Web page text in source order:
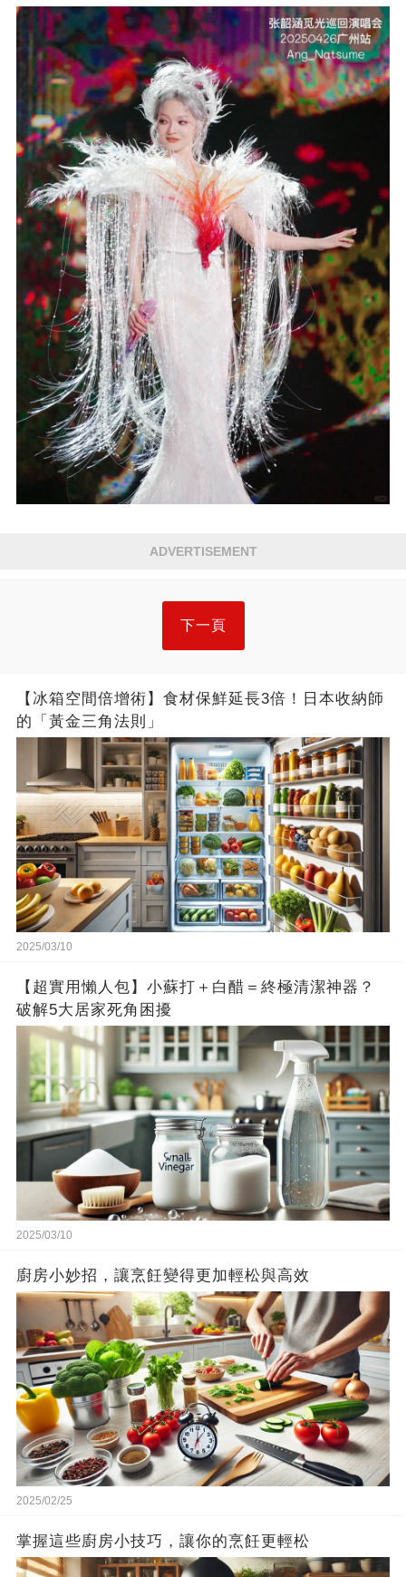
ADVERTISEMENT
下一頁
【冰箱空間倍增術】食材保鮮延長3倍！日本收納師
的「黃金三角法則」
2025/03/10
【超實用懶人包】小蘇打＋白醋＝終極清潔神器？
破解5大居家死角困擾
2025/03/10
廚房小妙招，讓烹飪變得更加輕松與高效
2025/02/25
掌握這些廚房小技巧，讓你的烹飪更輕松